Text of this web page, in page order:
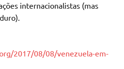
internacionalistas (mas
2017/08/08/venezuela-em-